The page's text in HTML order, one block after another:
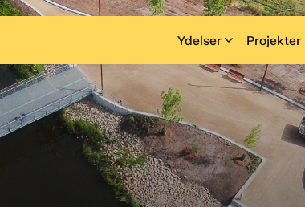
Ydelser Projekter